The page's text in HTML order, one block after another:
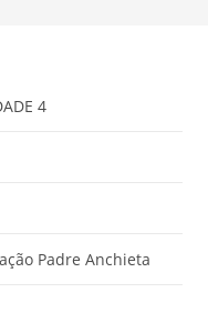
4
Padre Anchieta